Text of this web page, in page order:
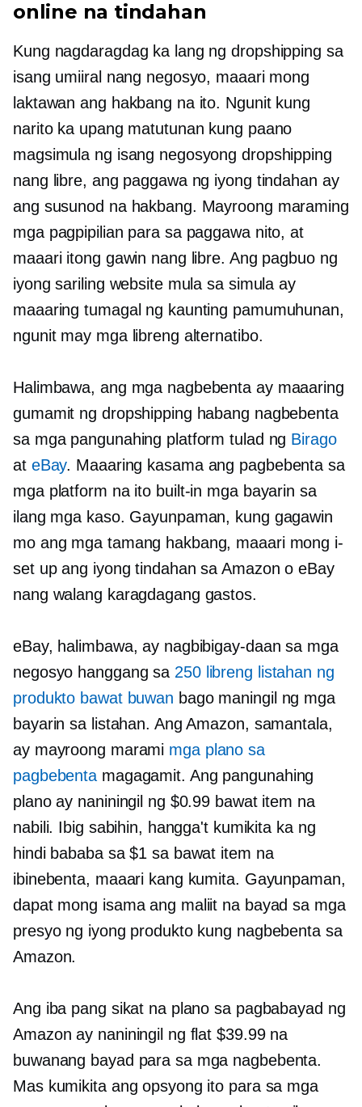
online na tindahan
Kung nagdaragdag ka lang ng dropshipping sa
isang umiiral nang negosyo, maaari mong
laktawan ang hakbang na ito. Ngunit kung
narito ka upang matutunan kung paano
magsimula ng isang negosyong dropshipping
nang libre, ang paggawa ng iyong tindahan ay
ang susunod na hakbang. Mayroong maraming
mga pagpipilian para sa paggawa nito, at
maaari itong gawin nang libre. Ang pagbuo ng
iyong sariling website mula sa simula ay
maaaring tumagal ng kaunting pamumuhunan,
ngunit may mga libreng alternatibo.
Halimbawa, ang mga nagbebenta ay maaaring
gumamit ng dropshipping habang nagbebenta
sa mga pangunahing platform tulad ng Birago
at eBay. Maaaring kasama ang pagbebenta sa
mga platform na ito built-in mga bayarin sa
ilang mga kaso. Gayunpaman, kung gagawin
mo ang mga tamang hakbang, maaari mong i-
set up ang iyong tindahan sa Amazon o eBay
nang walang karagdagang gastos.
eBay, halimbawa, ay nagbibigay-daan sa mga
negosyo hanggang sa 250 libreng listahan ng
produkto bawat buwan bago maningil ng mga
bayarin sa listahan. Ang Amazon, samantala,
ay mayroong marami mga plano sa
pagbebenta magagamit. Ang pangunahing
plano ay naniningil ng $0.99 bawat item na
nabili. Ibig sabihin, hangga't kumikita ka ng
hindi bababa sa $1 sa bawat item na
ibinebenta, maaari kang kumita. Gayunpaman,
dapat mong isama ang maliit na bayad sa mga
presyo ng iyong produkto kung nagbebenta sa
Amazon.
Ang iba pang sikat na plano sa pagbabayad ng
Amazon ay naniningil ng flat $39.99 na
buwanang bayad para sa mga nagbebenta.
Mas kumikita ang opsyong ito para sa mga